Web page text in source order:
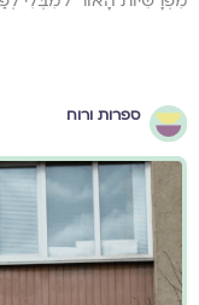
ספרות ורוח